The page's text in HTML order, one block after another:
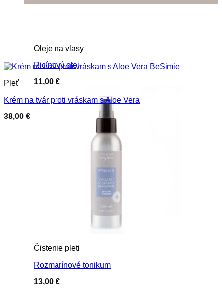
Oleje na vlasy
Ricínový olej
11,00 €
Čistenie pleti
Rozmarínové tonikum
13,00 €
Pleť
Krém na tvár proti vráskam s Aloe Vera
38,00 €